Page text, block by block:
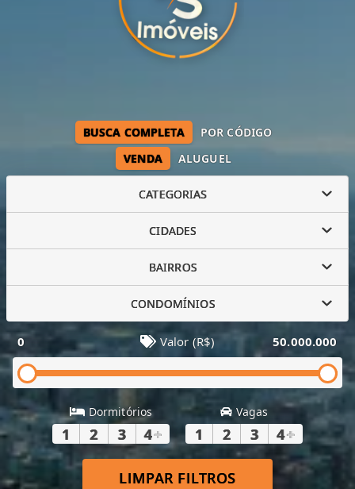
VENDA ALUGUEL
BUSCA COMPLETA POR CÓDIGO
CATEGORIAS
CIDADES
BAIRROS
CONDOMÍNIOS
0 Valor (R$) 50.000.000
Dormitórios
1 2 3 4+
Vagas
1 2 3 4+
LIMPAR FILTROS